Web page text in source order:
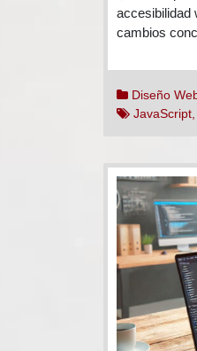
accesibilidad
cambios
Diseño
JavaScript,